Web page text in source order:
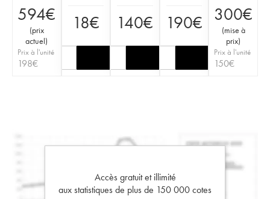
594€
(prix
actuel)
Prix à l'unité
198€
18€ 140€ 190€ 300€
(mise à
prix)
Prix à l'unité
150€
Accès gratuit et illimité
aux statistiques de plus de 150 000 cotes